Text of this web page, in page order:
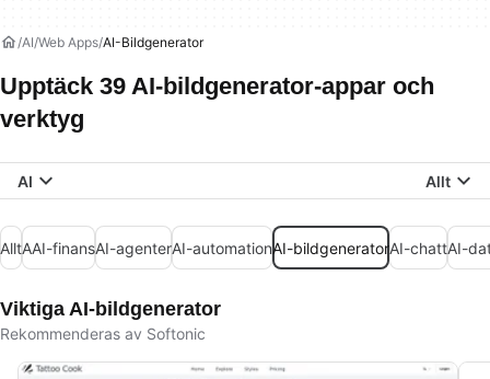
AI Web Apps AI-Bildgenerator
Upptäck 39 AI-bildgenerator-appar och
verktyg
AI Allt
AlltAAI-finansAI-agenterAI-automationAI-bildgeneratorAI-chattAI-
Viktiga AI-bildgenerator
Rekommenderas av Softonic